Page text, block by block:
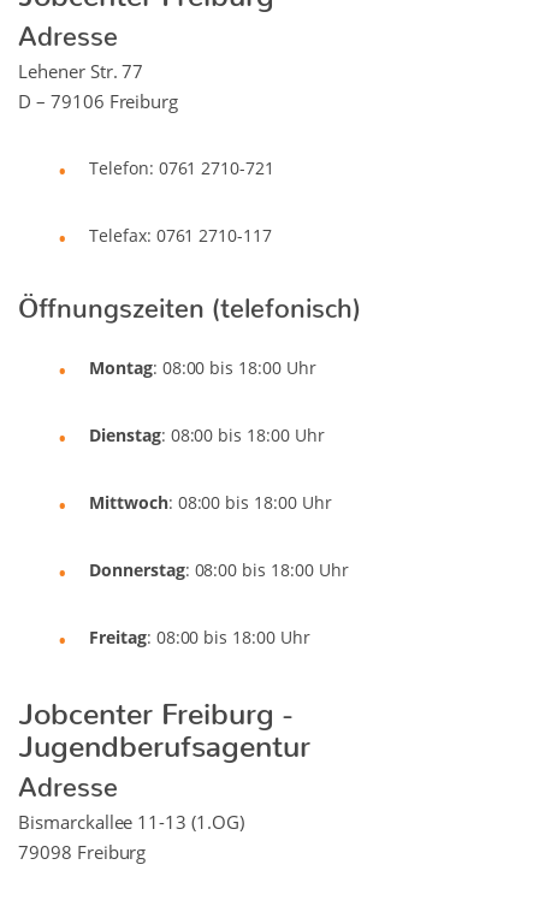
Adresse
Lehener Str. 77
D – 79106 Freiburg
Telefon: 0761 2710-721
Telefax: 0761 2710-117
Öffnungszeiten (telefonisch)
Montag: 08:00 bis 18:00 Uhr
Dienstag: 08:00 bis 18:00 Uhr
Mittwoch: 08:00 bis 18:00 Uhr
Donnerstag: 08:00 bis 18:00 Uhr
Freitag: 08:00 bis 18:00 Uhr
Jobcenter Freiburg -
Jugendberufsagentur
Adresse
Bismarckallee 11-13 (1.OG)
79098 Freiburg